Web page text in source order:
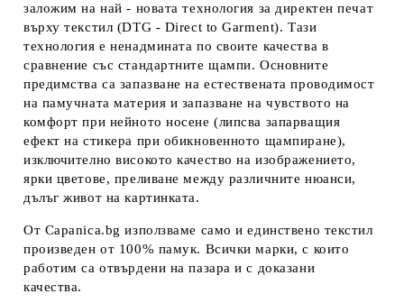
заложим на най - новата технология за директен печат
върху текстил (DTG - Direct to Garment). Тази
технология е ненадмината по своите качества в
сравнение със стандартните щампи. Основните
предимства са запазване на естествената проводимост
на памучната материя и запазване на чувството на
комфорт при нейното носене (липсва запарващия
ефект на стикера при обикновенното щампиране),
изключително високото качество на изображението,
ярки цветове, преливане между различните нюанси,
дълъг живот на картинката.
От Capanica.bg използваме само и единствено текстил
произведен от 100% памук. Всички марки, с които
работим са отвърдени на пазара и с доказани
качества.